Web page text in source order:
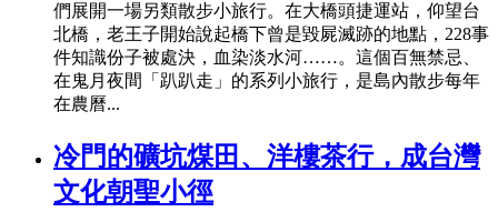
們展開一場另類散步小旅行。在大橋頭捷運站，仰望台
北橋，老王子開始說起橋下曾是毀屍滅跡的地點，228事
件知識份子被處決，血染淡水河……。這個百無禁忌、
在鬼月夜間「趴趴走」的系列小旅行，是島內散步每年
在農曆...
冷門的礦坑煤田、洋樓茶行，成台灣
文化朝聖小徑